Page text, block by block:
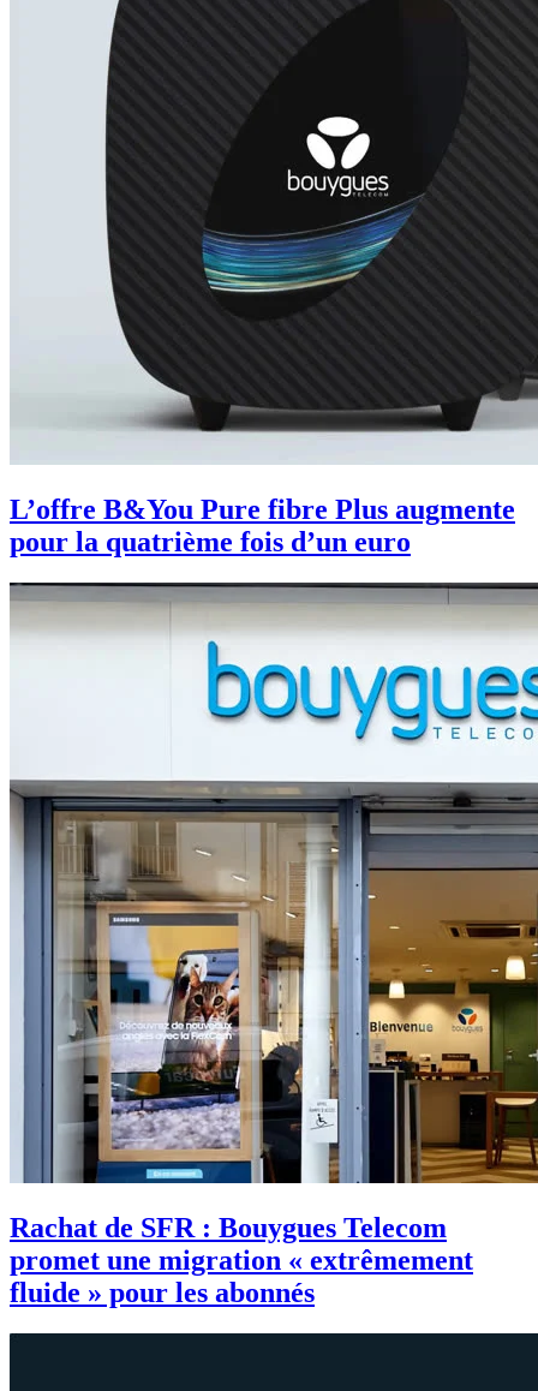
L’offre B&You Pure fibre Plus augmente
pour la quatrième fois d’un euro
Rachat de SFR : Bouygues Telecom
promet une migration « extrêmement
fluide » pour les abonnés